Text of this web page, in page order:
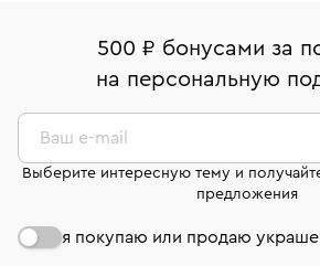
Вернем деньги без объяснения
право передумать, если изделие
дней на возврат. Детальные условия
комиссионных украшений и часов
странице«Возврат украшений»
номер (УИН)
На особо ценные изделия
сертификаты МГУ и других
лабораторий
500 ₽ бонусами за
на персональную
Ваш e-mail
Выберите интересную тему и
предложения
я покупаю или продаю